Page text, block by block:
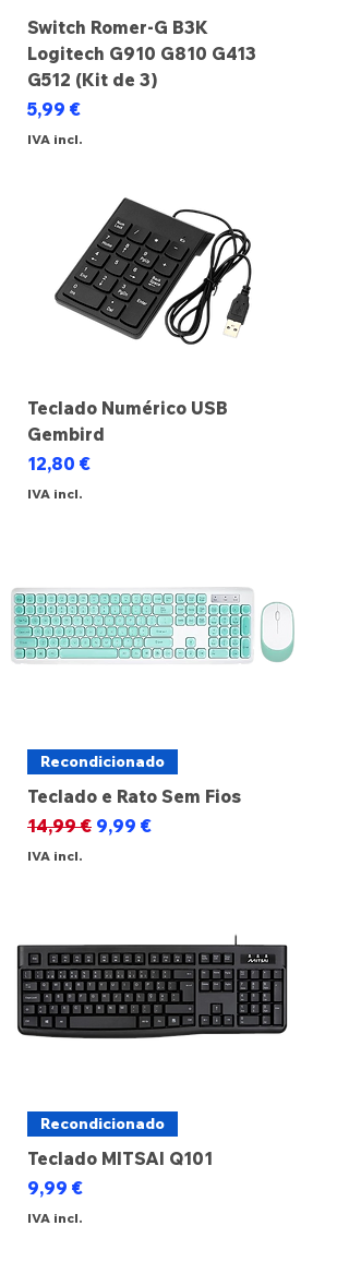
Switch Romer-G B3K
Logitech G910 G810 G413
G512 (Kit de 3)
Preço
5,99 €
IVA incl.
Teclado Numérico USB
Gembird
Preço
12,80 €
IVA incl.
Recondicionado
Teclado e Rato Sem Fios
Preço normal
14,99 € Preço promocional
9,99 €
IVA incl.
Recondicionado
Teclado MITSAI Q101
Preço
9,99 €
IVA incl.